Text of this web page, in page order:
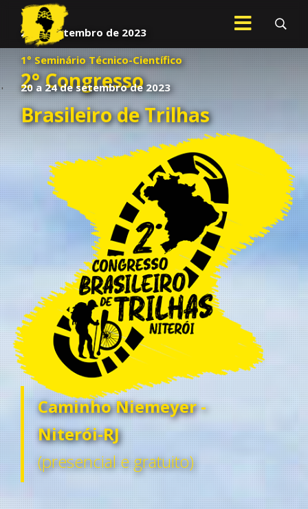
. 2° Congresso
Brasileiro de Trilhas
20 a 24 de setembro de 2023
1° Seminário Técnico-Científico
20 de setembro de 2023
Caminho Niemeyer -
Niterói-RJ
(presencial e gratuito)